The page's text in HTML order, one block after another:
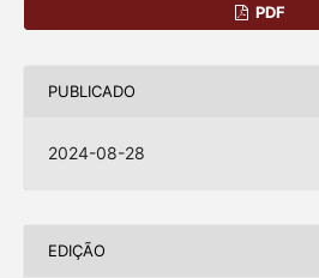
PDF
PUBLICADO
2024-08-28
EDIÇÃO